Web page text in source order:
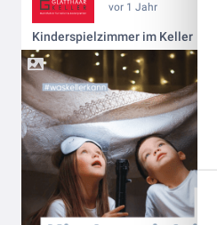
vor 1 Jahr
Kinderspielzimmer im Keller